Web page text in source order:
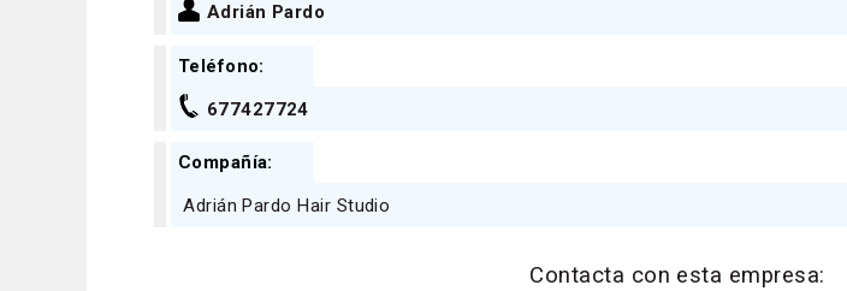
Adrián Pardo
Teléfono:
677427724
Compañía:
Adrián Pardo Hair Studio
Contacta con esta empresa: